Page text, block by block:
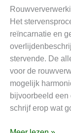
Het
reïncarnatie en
stervende. De
voor de
mogelijk
bijvoorbeeld een
schrijf erop wat
van
een